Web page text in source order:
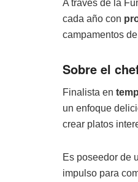
A través de la
cada año con
campamentos
Sobre el
Finalista en
un enfoque
crear platos
Es poseedor de
impulso para